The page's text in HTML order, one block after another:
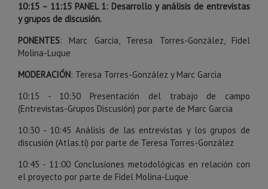
10:15 – 11:15 PANEL 1: Desarrollo y análisis de entrevistas
y grupos de discusión.
PONENTES: Marc Garcia, Teresa Torres-González, Fidel
Molina-Luque
MODERACIÓN: Teresa Torres-González y Marc Garcia
10:15 - 10:30 Presentación del trabajo de campo
(Entrevistas-Grupos Discusión) por parte de Marc Garcia
10:30 - 10:45 Análisis de las entrevistas y los grupos de
discusión (Atlas.ti) por parte de Teresa Torres-González
10:45 - 11:00 Conclusiones metodológicas en relación con
el proyecto por parte de Fidel Molina-Luque